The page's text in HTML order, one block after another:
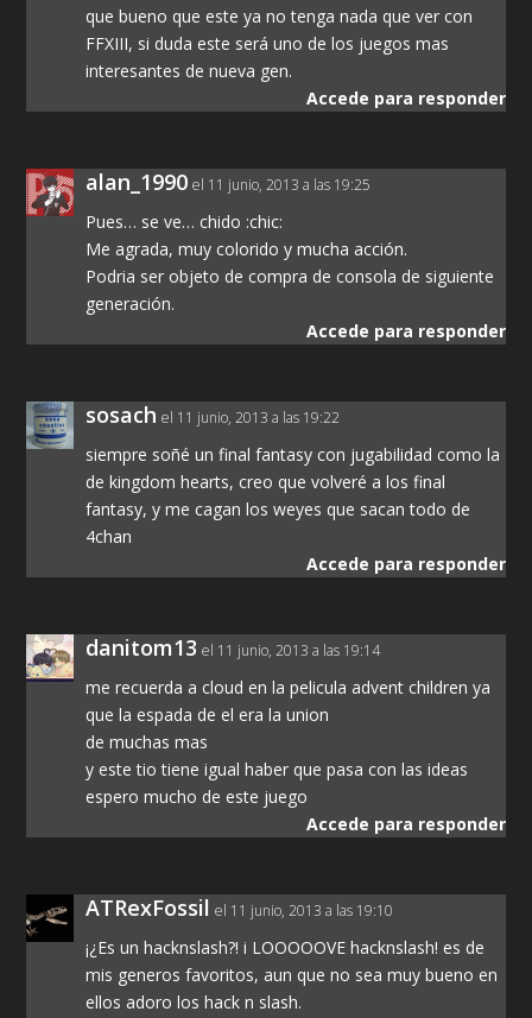
que bueno que este ya no tenga nada que ver con
FFXIII, si duda este será uno de los juegos mas
interesantes de nueva gen.
Accede para responder
alan_1990 el 11 junio, 2013 a las 19:25
Pues… se ve… chido :chic:
Me agrada, muy colorido y mucha acción.
Podria ser objeto de compra de consola de siguiente
generación.
Accede para responder
sosach el 11 junio, 2013 a las 19:22
siempre soñé un final fantasy con jugabilidad como la
de kingdom hearts, creo que volveré a los final
fantasy, y me cagan los weyes que sacan todo de
4chan
Accede para responder
danitom13 el 11 junio, 2013 a las 19:14
me recuerda a cloud en la pelicula advent children ya
que la espada de el era la union
de muchas mas
y este tio tiene igual haber que pasa con las ideas
espero mucho de este juego
Accede para responder
ATRexFossil el 11 junio, 2013 a las 19:10
¡¿Es un hacknslash?! i LOOOOOVE hacknslash! es de
mis generos favoritos, aun que no sea muy bueno en
ellos adoro los hack n slash.